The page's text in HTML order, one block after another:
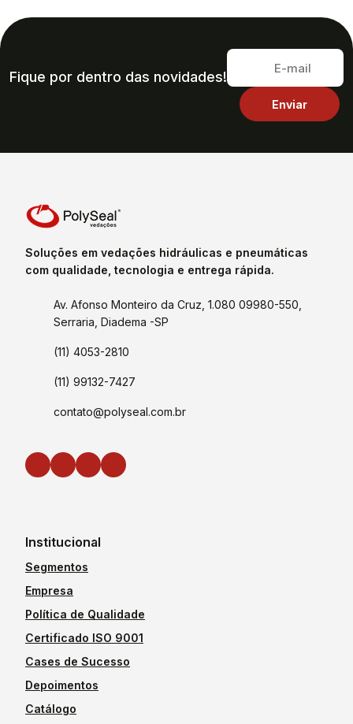
Fique por dentro das novidades!
Soluções em vedações hidráulicas e pneumáticas
com qualidade, tecnologia e entrega rápida.
Av. Afonso Monteiro da Cruz, 1.080 09980-550,
Serraria, Diadema -SP
(11) 4053-2810
(11) 99132-7427
contato@polyseal.com.br
Institucional
Segmentos
Empresa
Política de Qualidade
Certificado ISO 9001
Cases de Sucesso
Depoimentos
Catálogo